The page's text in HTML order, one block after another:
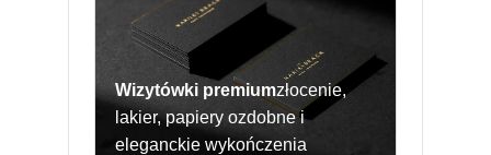
Wizytówki premiumzłocenie,
lakier, papiery ozdobne i
eleganckie wykończenia